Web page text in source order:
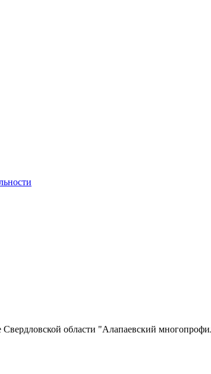
Свердловской области "Алапаевский